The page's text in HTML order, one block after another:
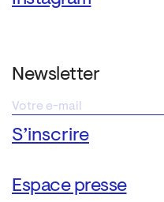
Newsletter
Espace presse